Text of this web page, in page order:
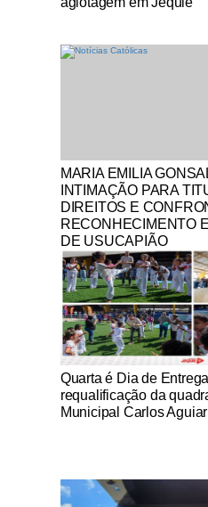
Notícias Católicas
MARIA EMILIA
INTIMAÇÃO PARA
DIREITOS E
RECONHECIMENTO
DE USUCAPIÃO
Notícias Católicas
Quarta é Dia de
requalificação da
Municipal Carlos Aguiar